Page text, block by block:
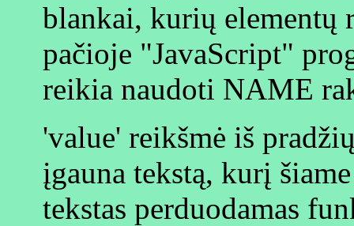
blankai, kurių elementų
pačioje "JavaScript"
reikia naudoti NAME
'value' reikšmė iš
įgauna tekstą, kurį
tekstas perduodamas